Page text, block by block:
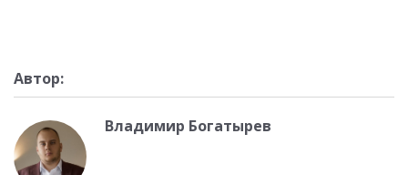
Автор:
Владимир Богатырев